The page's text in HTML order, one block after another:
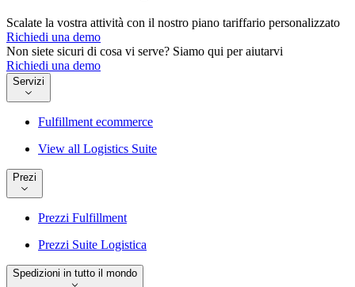
Scalate la vostra attività con il nostro piano tariffario personalizzato
Richiedi una demo
Non siete sicuri di cosa vi serve? Siamo qui per aiutarvi
Richiedi una demo
Servizi
Fulfillment ecommerce
View all Logistics Suite
Prezi
Prezzi Fulfillment
Prezzi Suite Logistica
Spedizioni in tutto il mondo